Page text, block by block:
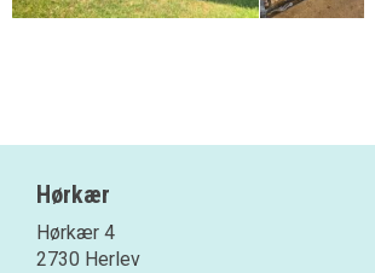
Hørkær
Hørkær 4
2730 Herlev